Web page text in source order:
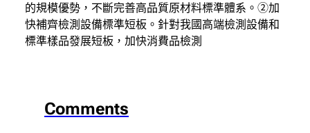
的規模優勢，不斷完善高品質原材料標準體系。②加
快補齊檢測設備標準短板。針對我國高端檢測設備和
標準樣品發展短板，加快消費品檢測
Comments